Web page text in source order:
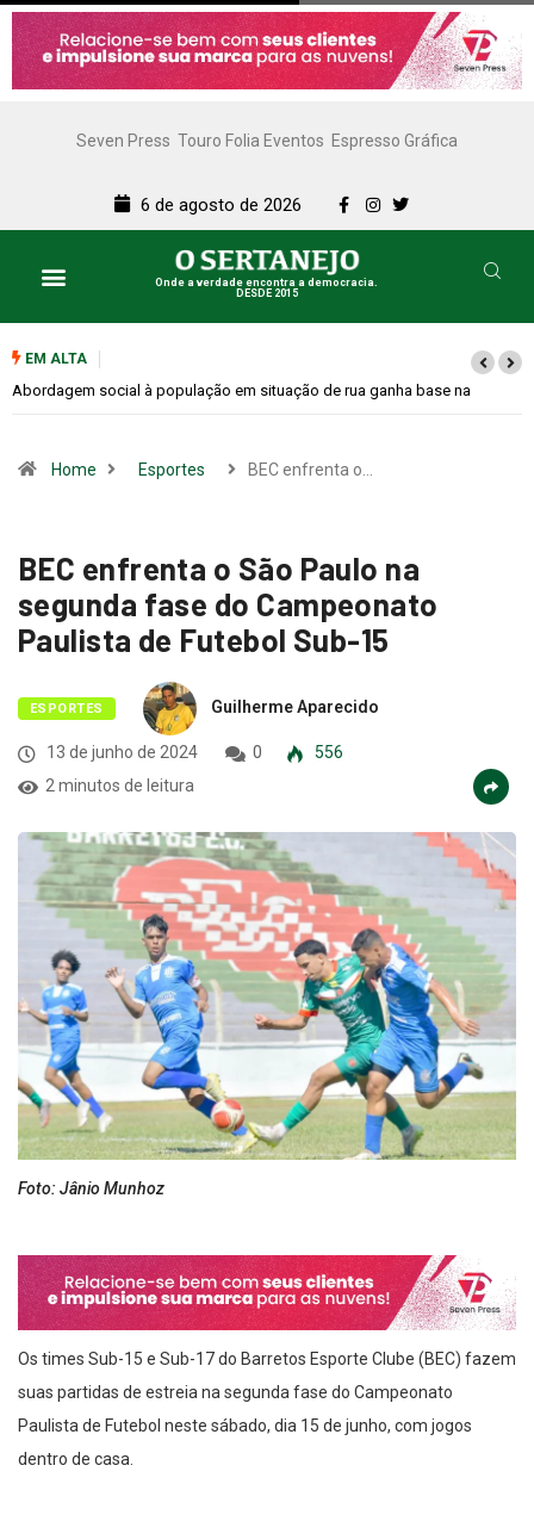
Seven Press Touro Folia Eventos Espresso Gráfica
6 de agosto de 2026
Onde a verdade encontra a democracia.
DESDE 2015
EM ALTA
Cemitérios terão horário especial e missas no Dia dos Pais
Home Esportes BEC enfrenta o…
BEC enfrenta o São Paulo na
segunda fase do Campeonato
Paulista de Futebol Sub-15
ESPORTES Guilherme Aparecido
13 de junho de 2024 0
556
2 minutos de leitura
Foto: Jânio Munhoz
Os times Sub-15 e Sub-17 do Barretos Esporte Clube (BEC) fazem
suas partidas de estreia na segunda fase do Campeonato
Paulista de Futebol neste sábado, dia 15 de junho, com jogos
dentro de casa.